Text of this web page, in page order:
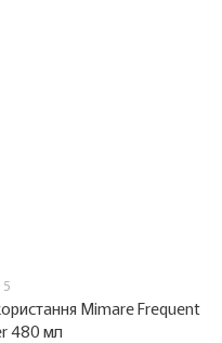
5
Mimare Frequent
480 мл